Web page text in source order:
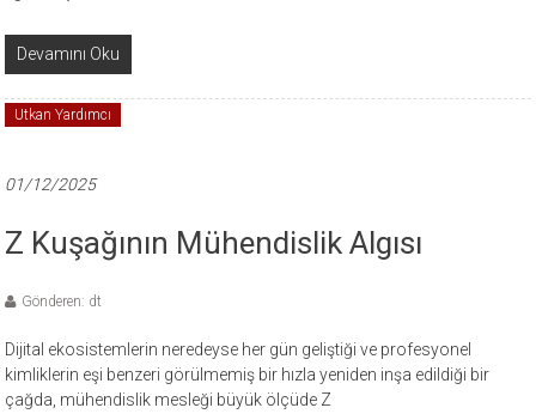
Devamını Oku
Utkan Yardımcı
01/12/2025
Z Kuşağının Mühendislik Algısı
Gönderen: dt
Dijital ekosistemlerin neredeyse her gün geliştiği ve profesyonel
kimliklerin eşi benzeri görülmemiş bir hızla yeniden inşa edildiği bir
çağda, mühendislik mesleği büyük ölçüde Z